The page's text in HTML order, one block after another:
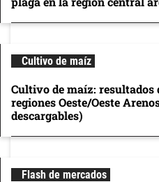
Cultivo de maíz
Cultivo de maíz: resultados
regiones Oeste/Oeste
descargables)
Flash de mercados